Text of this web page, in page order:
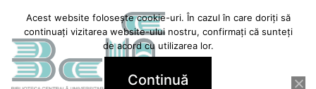
conținut
Acest website folosește cookie-uri. În cazul în care doriți să
continuați vizitarea website-ului nostru, confirmați că sunteți
de acord cu utilizarea lor.
Continuă